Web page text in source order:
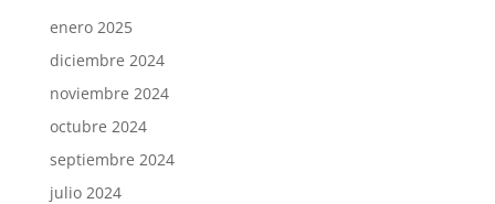
enero 2025
diciembre 2024
noviembre 2024
octubre 2024
septiembre 2024
julio 2024